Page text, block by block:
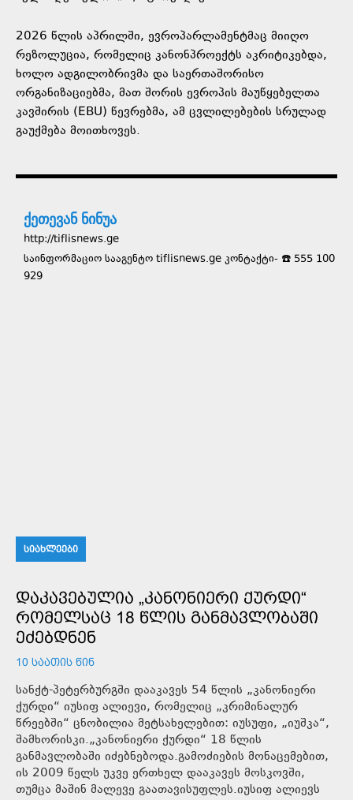
2026 წლის აპრილში, ევროპარლამენტმაც მიიღო
რეზოლუცია, რომელიც კანონპროექტს აკრიტიკებდა,
ხოლო ადგილობრივმა და საერთაშორისო
ორგანიზაციებმა, მათ შორის ევროპის მაუწყებელთა
კავშირის (EBU) წევრებმა, ამ ცვლილებების სრულად
გაუქმება მოითხოვეს.
ქეთევან ნინუა
http://tiflisnews.ge
საინფორმაციო სააგენტო tiflisnews.ge კონტაქტი- ☎️ 555 100
929
ᲡᲘᲐᲮᲚᲔᲔᲑᲘ
ᲓᲐᲙᲐᲕᲔᲑᲣᲚᲘᲐ „ᲙᲐᲜᲝᲜᲘᲔᲠᲘ ᲥᲣᲠᲓᲘ“
ᲠᲝᲛᲔᲚᲡᲐᲪ 18 ᲬᲚᲘᲡ ᲒᲐᲜᲛᲐᲕᲚᲝᲑᲐᲨᲘ
ᲔᲫᲔᲑᲓᲜᲔᲜ
10 ᲡᲐᲐᲗᲘᲡ ᲬᲘᲜ
სანქტ-პეტერბურგში დააკავეს 54 წლის „კანონიერი
ქურდი“ იუსიფ ალიევი, რომელიც „კრიმინალურ
წრეებში“ ცნობილია მეტსახელებით: იუსუფი, „იუშკა“,
შამხორისკი.„კანონიერი ქურდი“ 18 წლის
განმავლობაში იძებნებოდა.გამოძიების მონაცემებით,
ის 2009 წელს უკვე ერთხელ დააკავეს მოსკოვში,
თუმცა მაშინ მალევე გაათავისუფლეს.იუსიფ ალიევს